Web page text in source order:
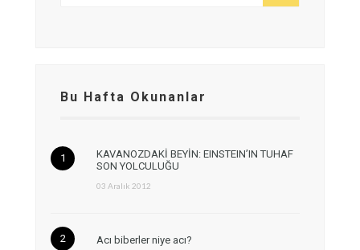
Bu Hafta Okunanlar
KAVANOZDAKİ BEYİN: EINSTEIN’IN TUHAF
SON YOLCULUĞU
03 Aralık 2012
Acı biberler niye acı?